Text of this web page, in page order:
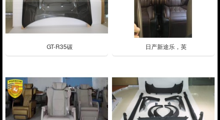
GT-R35碳 日产新途乐，英